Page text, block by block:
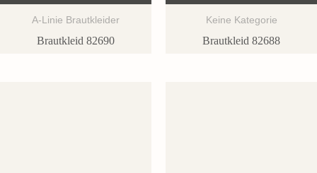
A-Linie Brautkleider
Brautkleid 82690
Keine Kategorie
Brautkleid 82688